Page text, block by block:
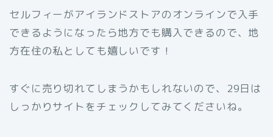
セルフィーがアイランドストアのオンラインで入手
できるようになったら地方でも購入できるので、地
方在住の私としても嬉しいです！
すぐに売り切れてしまうかもしれないので、29日は
しっかりサイトをチェックしてみてくださいね。